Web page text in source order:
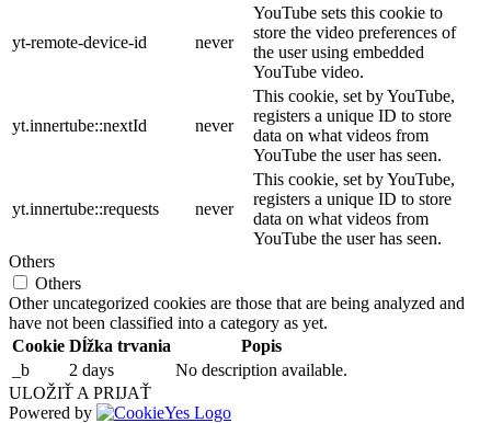
yt-remote-device-id never
YouTube sets this cookie to
store the video preferences of
the user using embedded
YouTube video.
yt.innertube::nextId never
This cookie, set by YouTube,
registers a unique ID to store
data on what videos from
YouTube the user has seen.
yt.innertube::requests never
This cookie, set by YouTube,
registers a unique ID to store
data on what videos from
YouTube the user has seen.
Others
Others
Other uncategorized cookies are those that are being analyzed and
have not been classified into a category as yet.
Cookie Dĺžka trvania
Popis
_b
2 days
No description available.
ULOŽIŤ A PRIJAŤ
Powered by